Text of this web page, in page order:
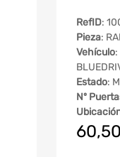
RefID:
Pieza:
Vehículo
Estado:
Nº
60,50